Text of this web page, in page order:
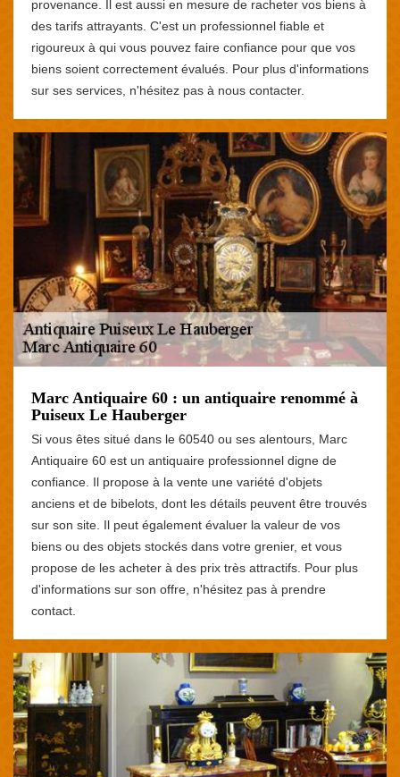
provenance. Il est aussi en mesure de racheter vos biens à
des tarifs attrayants. C'est un professionnel fiable et
rigoureux à qui vous pouvez faire confiance pour que vos
biens soient correctement évalués. Pour plus d'informations
sur ses services, n'hésitez pas à nous contacter.
Marc Antiquaire 60 : un antiquaire renommé à
Puiseux Le Hauberger
Si vous êtes situé dans le 60540 ou ses alentours, Marc
Antiquaire 60 est un antiquaire professionnel digne de
confiance. Il propose à la vente une variété d'objets
anciens et de bibelots, dont les détails peuvent être trouvés
sur son site. Il peut également évaluer la valeur de vos
biens ou des objets stockés dans votre grenier, et vous
propose de les acheter à des prix très attractifs. Pour plus
d'informations sur son offre, n'hésitez pas à prendre
contact.